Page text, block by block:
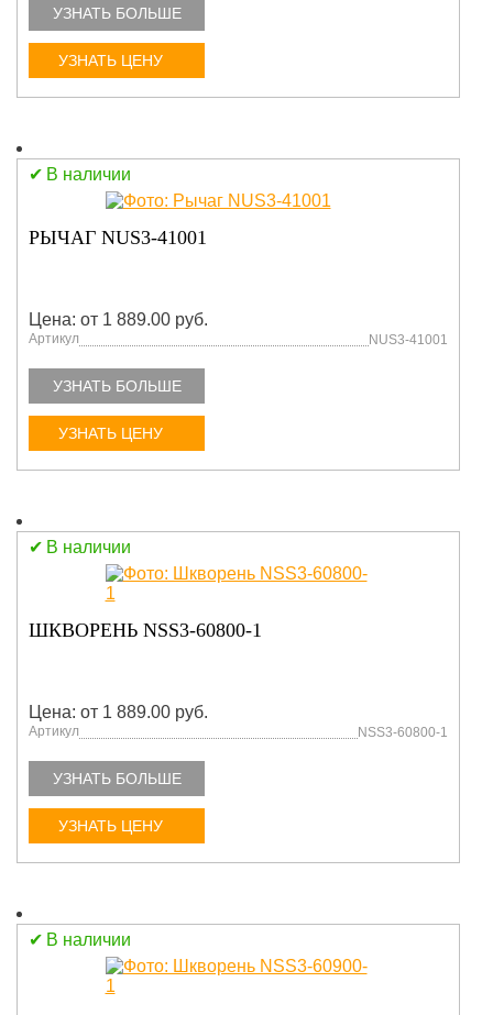
УЗНАТЬ БОЛЬШЕ
УЗНАТЬ ЦЕНУ
В наличии
РЫЧАГ NUS3-41001
Цена: от 1 889.00 руб.
Артикул NUS3-41001
УЗНАТЬ БОЛЬШЕ
УЗНАТЬ ЦЕНУ
В наличии
ШКВОРЕНЬ NSS3-60800-1
Цена: от 1 889.00 руб.
Артикул NSS3-60800-1
УЗНАТЬ БОЛЬШЕ
УЗНАТЬ ЦЕНУ
В наличии